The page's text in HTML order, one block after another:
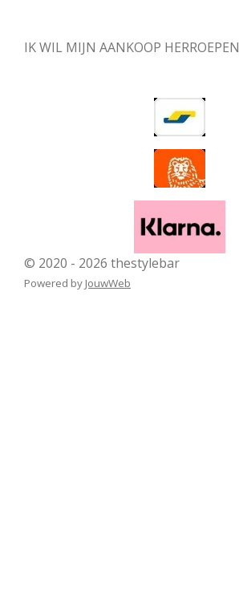
IK WIL MIJN AANKOOP HERROEPEN
© 2020 - 2026 thestylebar
Powered by JouwWeb